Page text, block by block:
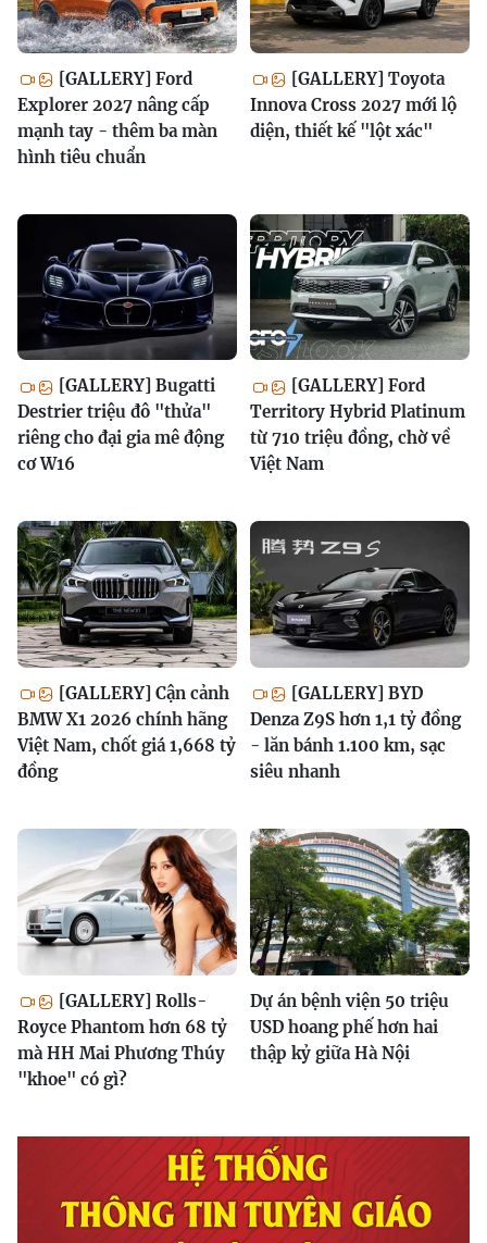
[GALLERY] Ford
Explorer 2027 nâng cấp
mạnh tay - thêm ba màn
hình tiêu chuẩn
[GALLERY] Toyota
Innova Cross 2027 mới lộ
diện, thiết kế "lột xác"
[GALLERY] Bugatti
Destrier triệu đô "thửa"
riêng cho đại gia mê động
cơ W16
[GALLERY] Ford
Territory Hybrid Platinum
từ 710 triệu đồng, chờ về
Việt Nam
[GALLERY] Cận cảnh
BMW X1 2026 chính hãng
Việt Nam, chốt giá 1,668 tỷ
đồng
[GALLERY] BYD
Denza Z9S hơn 1,1 tỷ đồng
- lăn bánh 1.100 km, sạc
siêu nhanh
[GALLERY] Rolls-
Royce Phantom hơn 68 tỷ
mà HH Mai Phương Thúy
"khoe" có gì?
Dự án bệnh viện 50 triệu
USD hoang phế hơn hai
thập kỷ giữa Hà Nội